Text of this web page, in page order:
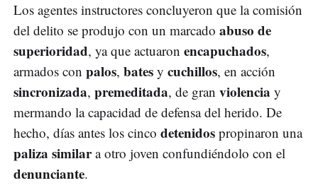
Los agentes instructores concluyeron que la comisión
del delito se produjo con un marcado abuso de
superioridad, ya que actuaron encapuchados,
armados con palos, bates y cuchillos, en acción
sincronizada, premeditada, de gran violencia y
mermando la capacidad de defensa del herido. De
hecho, días antes los cinco detenidos propinaron una
paliza similara otro joven confundiéndolo con el
denunciante.